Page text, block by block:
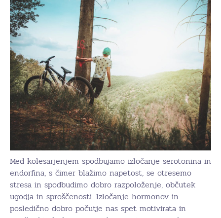
Med kolesarjenjem spodbujamo izločanje serotonina in
endorfina, s čimer blažimo napetost, se otresemo
stresa in spodbudimo dobro razpoloženje, občutek
ugodja in sproščenosti. Izločanje hormonov in
posledično dobro počutje nas spet motivirata in